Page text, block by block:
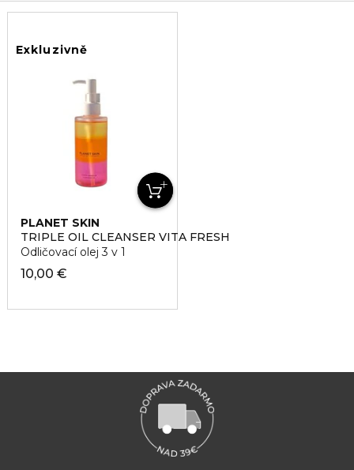
Exkluzivně
PLANET SKIN
TRIPLE OIL CLEANSER VITA FRESH
Odličovací olej 3 v 1
10,00 €